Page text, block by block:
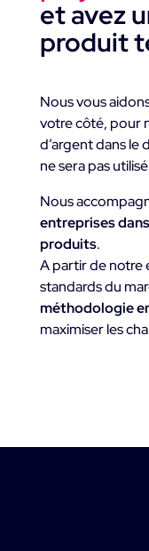
et avez
produit
Nous vous
votre côté, pour
d’argent dans
ne sera pas
Nous
entreprises
produits.
A partir de notre
standards du
méthodologie
maximiser les